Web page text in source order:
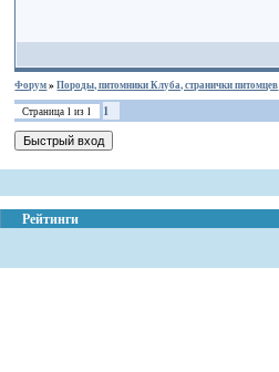
Форум»Породы, питомники Клуба, странички питомцев
Страница 1 из 1 1
Рейтинги